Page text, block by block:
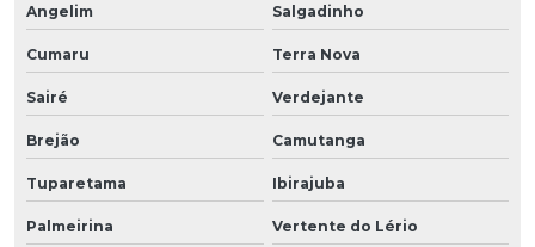
Angelim Salgadinho
Cumaru Terra Nova
Sairé Verdejante
Brejão Camutanga
Tuparetama Ibirajuba
Palmeirina Vertente do Lério